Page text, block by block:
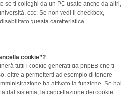
se ti colleghi da un PC usato anche da altri,
ecc. Se non vedi il checkbox,
questa caratteristica.
cookie”?
tutti i cookie generati da phpBB che ti
oltre a permetterti ad esempio di tenere
ha attivato la funzione. Se hai
dal sistema, la cancellazione dei cookie